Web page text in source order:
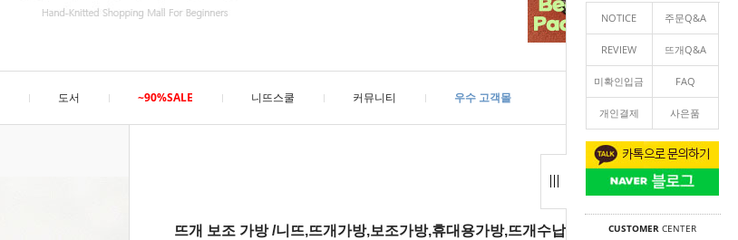
NOTICE 주문Q&A
REVIEW 뜨개Q&A
미확인입금 FAQ
개인결제 사은품
CUSTOMER CENTER
도서 ~90%SALE 니뜨스쿨 커뮤니티 우수 고객몰
뜨개 보조 가방 /니뜨,뜨개가방,보조가방,휴대용가방,뜨개수납가방,수납